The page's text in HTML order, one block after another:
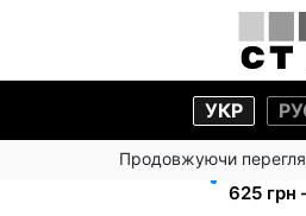
УКР
ПродовжуючиПенсія
625 грн